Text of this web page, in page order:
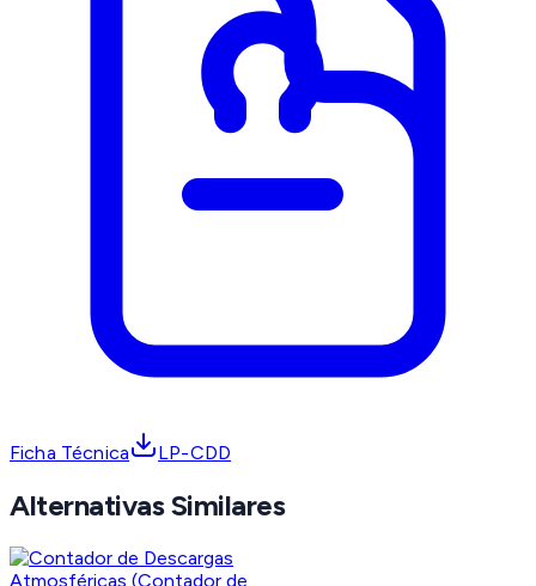
Ficha Técnica LP-CDD
Alternativas Similares